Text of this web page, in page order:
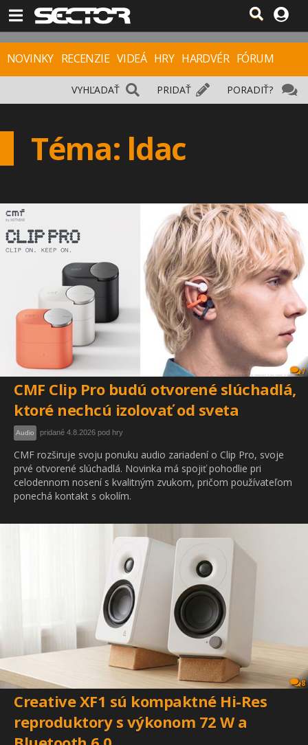
NOVINKY RECENZIE VIDEÁ HRY HARDVÉR FÓRUM
PORADIŤ?
PRIDAŤ
VYHĽADAŤ
Téma: ldac
7
CMF Clip Pro budú otvorené slúchadlá,
ktoré nechcú izolovať od sveta
Audio pridané 4.8.2026 pod hry
CMF rozširuje svoju ponuku audio zariadení o Clip Pro, svoje
prvé otvorené slúchadlá. Novinka má spojiť pohodlie pri
celodennom nosení s kvalitným zvukom, pričom používateľom
ponechá kontakt s okolím.
8
Creative XF1 sú kompaktné Hi-Res
reproduktory s výkonom 72 W a